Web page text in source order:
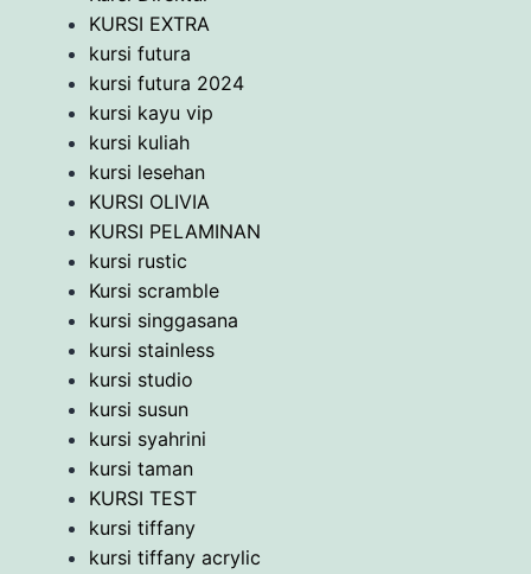
KURSI EXTRA
kursi futura
kursi futura 2024
kursi kayu vip
kursi kuliah
kursi lesehan
KURSI OLIVIA
KURSI PELAMINAN
kursi rustic
Kursi scramble
kursi singgasana
kursi stainless
kursi studio
kursi susun
kursi syahrini
kursi taman
KURSI TEST
kursi tiffany
kursi tiffany acrylic